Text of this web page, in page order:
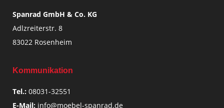
Spanrad GmbH & Co. KG
Adlzreiterstr. 8
83022 Rosenheim
Kommunikation
Tel.: 08031-32551
E-Mail: info@moebel-spanrad.de